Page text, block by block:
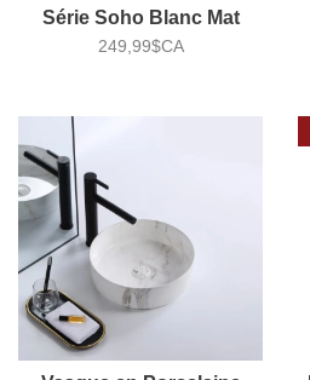
Série Soho Blanc Mat
249,99$CA